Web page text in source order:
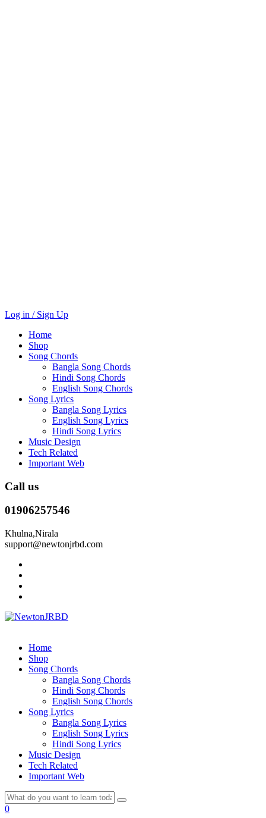
Log in / Sign Up
Home
Shop
Song Chords
Bangla Song Chords
Hindi Song Chords
English Song Chords
Song Lyrics
Bangla Song Lyrics
English Song Lyrics
Hindi Song Lyrics
Music Design
Tech Related
Important Web
Call us
01906257546
Khulna,Nirala
support@newtonjrbd.com
Home
Shop
Song Chords
Bangla Song Chords
Hindi Song Chords
English Song Chords
Song Lyrics
Bangla Song Lyrics
English Song Lyrics
Hindi Song Lyrics
Music Design
Tech Related
Important Web
0